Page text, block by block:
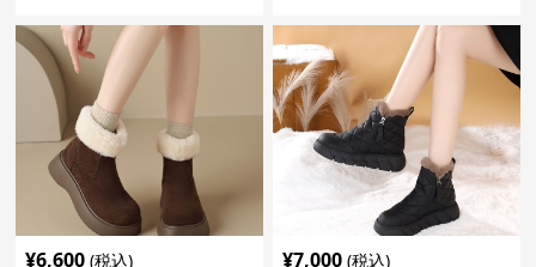
¥6,600 (税込) ¥7,000 (税込)